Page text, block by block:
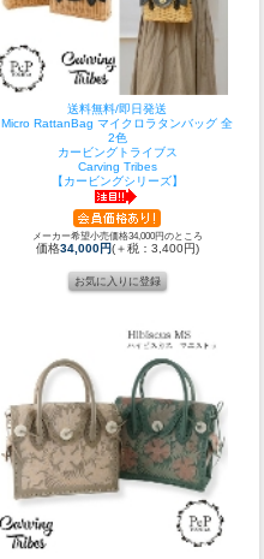
送料無料/即日発送
Micro RattanBag マイクロラタンバッグ 全
2色
カービングトライブス
Carving Tribes
【カービングシリーズ】
メーカー希望小売価格34,000円のところ
価格34,000円(＋税：3,400円)